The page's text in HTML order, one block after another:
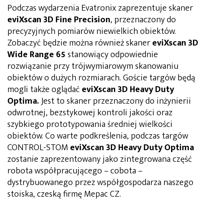
Podczas wydarzenia Evatronix zaprezentuje skaner
eviXscan 3D Fine Precision, przeznaczony do
precyzyjnych pomiarów niewielkich obiektów.
Zobaczyć będzie można również skanereviXscan 3D
Wide Range 65stanowiący odpowiednie
rozwiązanie przy trójwymiarowym skanowaniu
obiektów o dużych rozmiarach. Goście targów będą
mogli także oglądaćeviXscan 3D Heavy Duty
Optima.Jest to skaner przeznaczony do inżynierii
odwrotnej, bezstykowej kontroli jakości oraz
szybkiego prototypowania średniej wielkości
obiektów. Co warte podkreślenia, podczas targów
CONTROL-STOM eviXscan 3D Heavy Duty Optima
zostanie zaprezentowany jako zintegrowana część
robota współpracującego – cobota –
dystrybuowanego przez współgospodarza naszego
stoiska, czeską firmę Mepac CZ.